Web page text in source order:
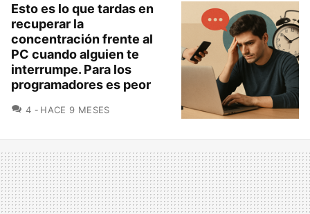
Esto es lo que tardas en
recuperar la
concentración frente al
PC cuando alguien te
interrumpe. Para los
programadores es peor
4 COMENTARIOS
HACE 9 MESES